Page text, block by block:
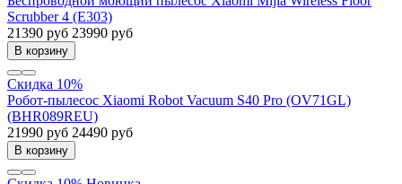
Scrubber 4 (E303)
21390 руб 23990 руб
В корзину
Скидка 10%
Робот-пылесос Xiaomi Robot Vacuum S40 Pro (OV71GL)
(BHR089REU)
21990 руб 24490 руб
В корзину